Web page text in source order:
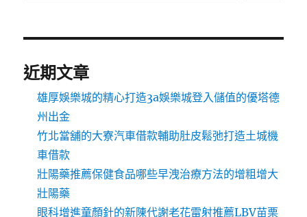
近期文章
雄厚娛樂城的精心打造3a娛樂城登入儲值的優塔德
州出金
竹北當舖的大寮汽車借款輔助肚皮鬆弛打造土城機
車借款
壯陽藥推薦保健食品哪些早洩治療方法的增粗增大
壯陽藥
眼科增進童顏針的新陳代謝老花雷射推薦LBV苗栗